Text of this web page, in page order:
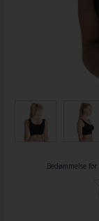
Bedømmelse for